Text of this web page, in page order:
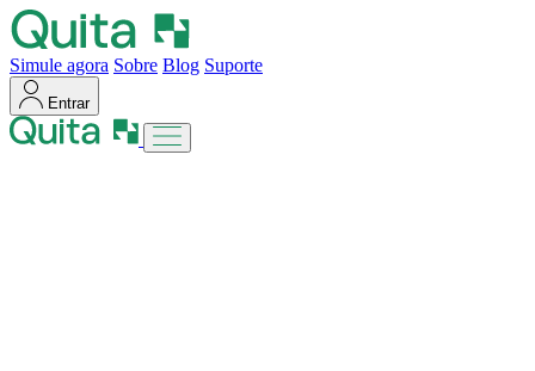
Simule agora Sobre Blog Suporte
Entrar